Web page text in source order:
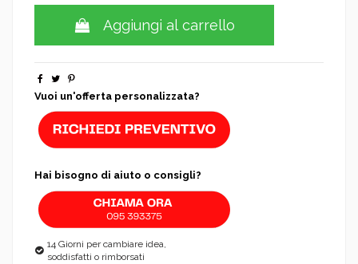
Aggiungi al carrello
Vuoi un'offerta personalizzata?
Hai bisogno di aiuto o consigli?
14 Giorni per cambiare idea,
soddisfatti o rimborsati